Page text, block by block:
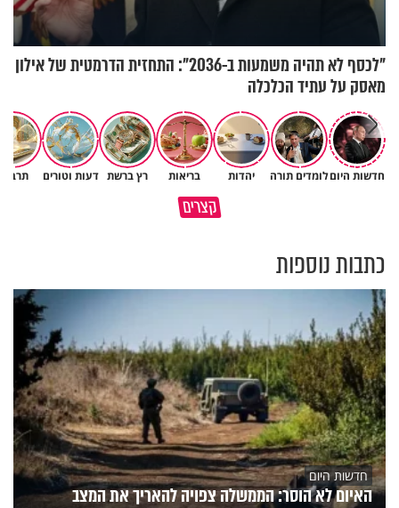
"לכסף לא תהיה משמעות ב-2036": התחזית הדרמטית של אילון
מאסק על עתיד הכלכלה
חדשות היוםלומדים תורה יהדות בריאות רץ ברשת דעות וטורים
קצריםמדוע האמונה נמשלה למלח?
גם ׳הרע׳ זה הרחמים של בורא
כתבות נוספות
חדשות היום
האיום לא הוסר: הממשלה צפויה להאריך את המצב